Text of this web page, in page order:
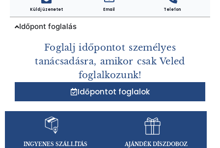
INGYENES SZÁLLÍTÁS AJÁNDÉK DÍSZDOBOZ
Küldj üzenetet Email Telefon
Időpont foglalás
Foglalj időpontot személyes
tanácsadásra, amikor csak Veled
foglalkozunk!
Időpontot foglalok